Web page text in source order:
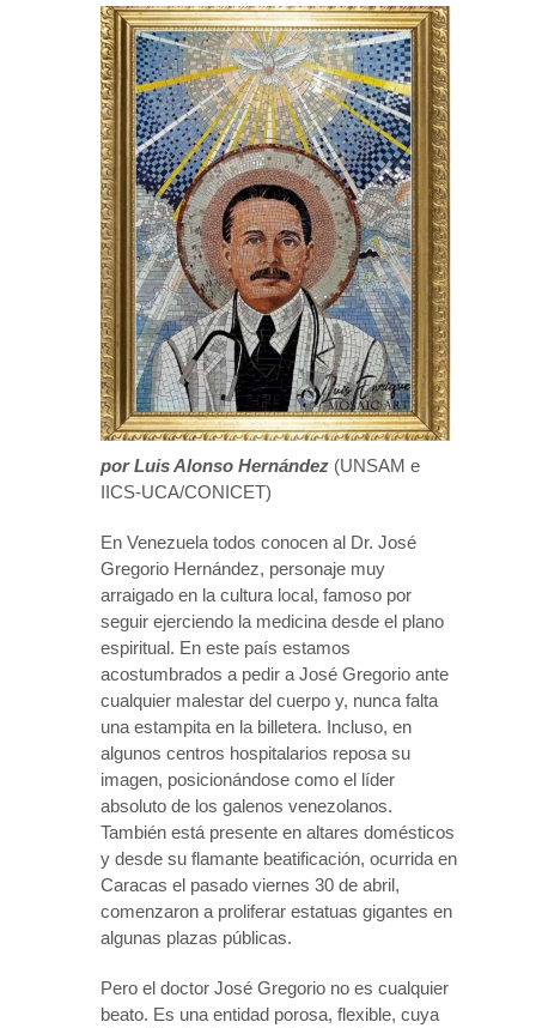
por Luis Alonso Hernández (UNSAM e
IICS-UCA/CONICET)
En Venezuela todos conocen al Dr. José
Gregorio Hernández, personaje muy
arraigado en la cultura local, famoso por
seguir ejerciendo la medicina desde el plano
espiritual. En este país estamos
acostumbrados a pedir a José Gregorio ante
cualquier malestar del cuerpo y, nunca falta
una estampita en la billetera. Incluso, en
algunos centros hospitalarios reposa su
imagen, posicionándose como el líder
absoluto de los galenos venezolanos.
También está presente en altares domésticos
y desde su flamante beatificación, ocurrida en
Caracas el pasado viernes 30 de abril,
comenzaron a proliferar estatuas gigantes en
algunas plazas públicas.
Pero el doctor José Gregorio no es cualquier
beato. Es una entidad porosa, flexible, cuya